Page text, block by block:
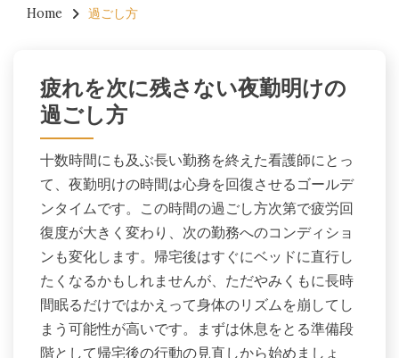
Home 過ごし方
疲れを次に残さない夜勤明けの
過ごし方
十数時間にも及ぶ長い勤務を終えた看護師にとっ
て、夜勤明けの時間は心身を回復させるゴールデ
ンタイムです。この時間の過ごし方次第で疲労回
復度が大きく変わり、次の勤務へのコンディショ
ンも変化します。帰宅後はすぐにベッドに直行し
たくなるかもしれませんが、ただやみくもに長時
間眠るだけではかえって身体のリズムを崩してし
まう可能性が高いです。まずは休息をとる準備段
階として帰宅後の行動の見直しから始めましょ